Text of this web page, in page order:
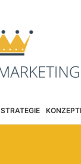
STRATEGIE